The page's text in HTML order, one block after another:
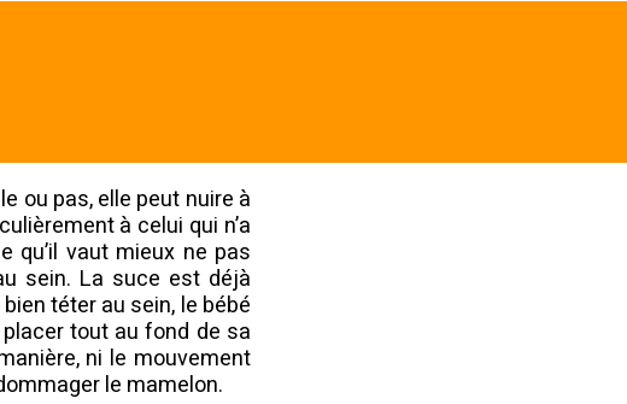
ou pas, elle peut nuire à
à celui qui n’a
qu’il vaut mieux ne pas
sein. La suce est déjà
téter au sein, le bébé
tout au fond de sa
ni le mouvement
le mamelon.